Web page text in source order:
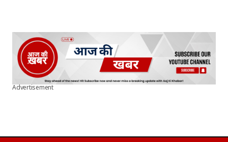
Advertisement